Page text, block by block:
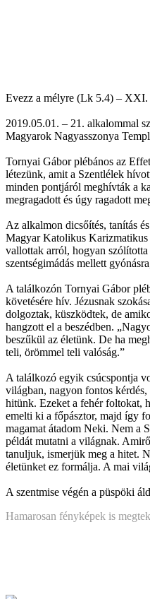
Evezz a mélyre (Lk 5.4) – XXI.
2019.05.01. – 21. alkalommal
Magyarok Nagyasszonya
Tornyai Gábor plébános az
létezünk, amit a Szentlélek
minden pontjáról meghívták a
megragadott és úgy ragadott
Az alkalmon dicsőítés, tanítás
Magyar Katolikus Karizmatikus
vallottak arról, hogyan
szentségimádás mellett
A találkozón Tornyai Gábor
követésére hív. Jézusnak
dolgoztak, küszködtek, de
hangzott el a beszédben.
beszűkül az életünk. De ha
teli, örömmel teli valóság.”
A találkozó egyik csúcspontja
világban, nagyon fontos
hitünk. Ezeket a fehér foltokat,
emelti ki a főpásztor, majd így
magamat átadom Neki. Nem a
példát mutatni a világnak.
tanuljuk, ismerjük meg a hitet.
életünket ez formálja. A mai
A szentmise végén a püspöki
Hamarosan fényképek is